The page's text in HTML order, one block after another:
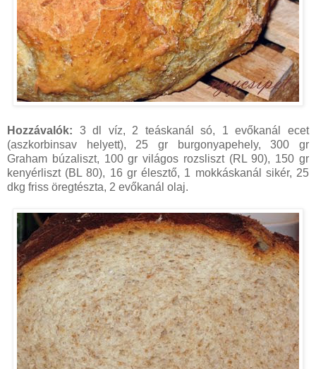
Hozzávalók: 3 dl víz, 2 teáskanál só, 1 evőkanál ecet
(aszkorbinsav helyett), 25 gr burgonyapehely, 300 gr
Graham búzaliszt, 100 gr világos rozsliszt (RL 90), 150 gr
kenyérliszt (BL 80), 16 gr élesztő, 1 mokkáskanál sikér, 25
dkg friss öregtészta, 2 evőkanál olaj.